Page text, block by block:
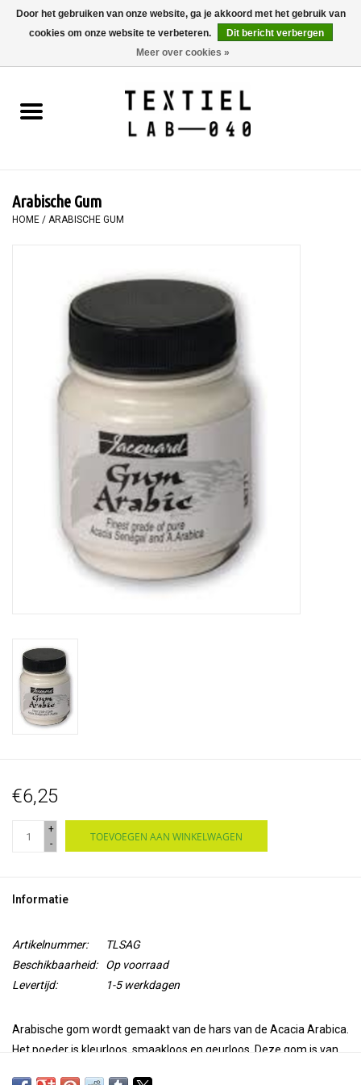
0 Artikelen - €0,00
BOEKEN
SCHILDEREN
WORKSHOPS
Arabische Gum
HOME / ARABISCHE GUM
€6,25
+
-
TOEVOEGEN AAN WINKELWAGEN
Informatie
Artikelnummer:
TLSAG
Beschikbaarheid:
Op voorraad
Levertijd:
1-5 werkdagen
Arabische gom wordt gemaakt van de hars van de Acacia Arabica.
Het poeder is kleurloos, smaakloos en geurloos. Deze gom is van
Door het gebruiken van onze website, ga je akkoord met het gebruik van
cookies om onze website te verbeteren.
Dit bericht verbergen
Meer over cookies »